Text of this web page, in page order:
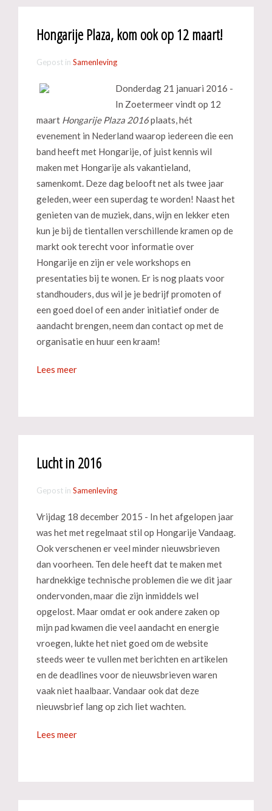
Hongarije Plaza, kom ook op 12 maart!
Gepost in Samenleving
Donderdag 21 januari 2016 -
In Zoetermeer vindt op 12
maart Hongarije Plaza 2016plaats, hét
evenement in Nederland waarop iedereen die een
band heeft met Hongarije, of juist kennis wil
maken met Hongarije als vakantieland,
samenkomt. Deze dag belooft net als twee jaar
geleden, weer een superdag te worden! Naast het
genieten van de muziek, dans, wijn en lekker eten
kun je bij de tientallen verschillende kramen op de
markt ook terecht voor informatie over
Hongarije en zijn er vele workshops en
presentaties bij te wonen. Er is nog plaats voor
standhouders, dus wil je je bedrijf promoten of
een goed doel of een ander initiatief onder de
aandacht brengen, neem dan contact op met de
organisatie en huur een kraam!
Lees meer
Lucht in 2016
Gepost in Samenleving
Vrijdag 18 december 2015 - In het afgelopen jaar
was het met regelmaat stil op Hongarije Vandaag.
Ook verschenen er veel minder nieuwsbrieven
dan voorheen. Ten dele heeft dat te maken met
hardnekkige technische problemen die we dit jaar
ondervonden, maar die zijn inmiddels wel
opgelost. Maar omdat er ook andere zaken op
mijn pad kwamen die veel aandacht en energie
vroegen, lukte het niet goed om de website
steeds weer te vullen met berichten en artikelen
en de deadlines voor de nieuwsbrieven waren
vaak niet haalbaar. Vandaar ook dat deze
nieuwsbrief lang op zich liet wachten.
Lees meer